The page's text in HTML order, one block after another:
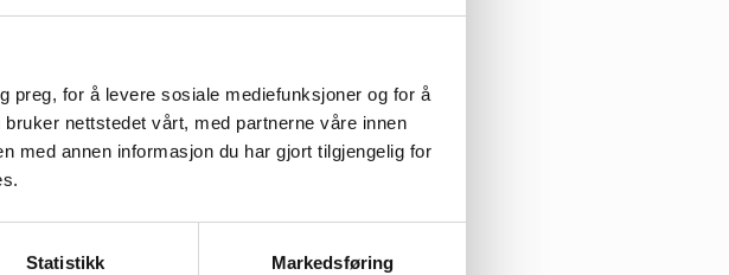
preg, for å levere sosiale mediefunksjoner og for å
nettstedet vårt, med partnerne våre innen
med annen informasjon du har gjort tilgjengelig for
Statistikk Markedsføring
jordvarme, solceller og andre
å presentere deres erfaringer.
Jul! Inviterer en prest og en
for dem – i et
om å si noe
fra «Framtiden i
Fred følger opp.